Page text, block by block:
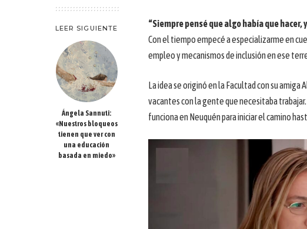
LEER SIGUIENTE
Ángela Sannuti:
«Nuestros bloqueos
tienen que ver con
una educación
basada en miedo»
“Siempre pensé que algo había que
Con el tiempo empecé a especializarme en
empleo y mecanismos de inclusión en ese
La idea se originó en la Facultad con su amiga
vacantes con la gente que necesitaba
funciona en Neuquén para iniciar el camino